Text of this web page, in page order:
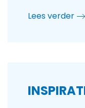
Lees verder